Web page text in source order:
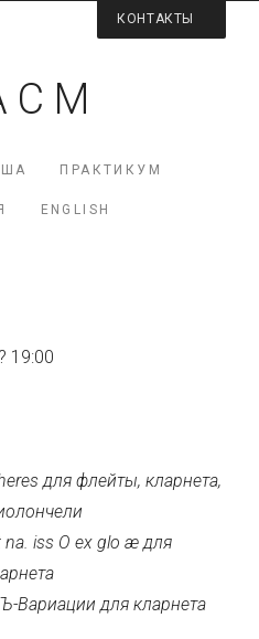
КОНТАКТЫ
С М
ПРАКТИКУМ
ENGLISH
19:00
для флейты, кларнета,
na. iss O ex glo æ для
Вариации для кларнета